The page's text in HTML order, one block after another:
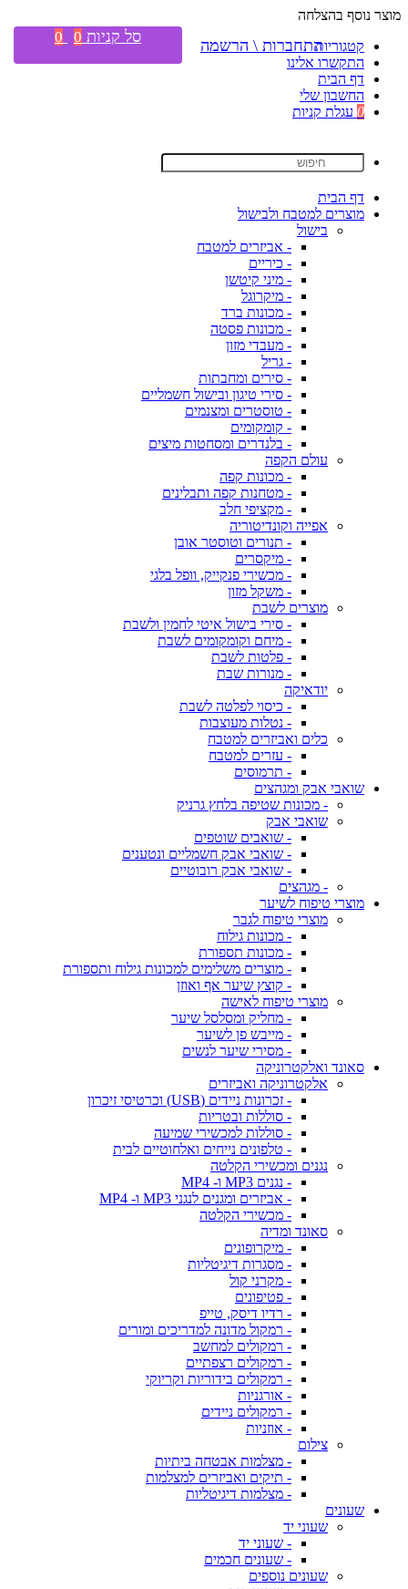
מוצר נוסף בהצלחה
קטגוריות
התקשרו אלינו
דף הבית
החשבון שלי
0 עגלת קניות
דף הבית
מוצרים למטבח ולבישול
בישול
- אביזרים למטבח
- כיריים
- מיני קיטשן
- מיקרוגל
- מכונות ברד
- מכונות פסטה
- מעבדי מזון
- גריל
- סירים ומחבתות
- סירי טיגון ובישול חשמליים
- טוסטרים ומצנמים
- קומקומים
- בלנדרים ומסחטות מיצים
עולם הקפה
- מכונות קפה
- מטחנות קפה ותבלינים
- מקציפי חלב
אפייה וקונדיטוריה
- תנורים וטוסטר אובן
- מיקסרים
- מכשירי פנקייק, וופל בלגי
- משקל מזון
מוצרים לשבת
- סירי בישול איטי לחמין ולשבת
- מיחם וקומקומים לשבת
- פלטות לשבת
- מנורות שבת
יודאיקה
- כיסוי לפלטה לשבת
- נטלות מעוצבות
כלים ואביזרים למטבח
- עזרים למטבח
- תרמוסים
שואבי אבק ומגהצים
- מכונות שטיפה בלחץ גרניק
שואבי אבק
- שואבים שוטפים
- שואבי אבק חשמליים ונטענים
- שואבי אבק רובוטיים
- מגהצים
מוצרי טיפוח לשיער
מוצרי טיפוח לגבר
- מכונות גילוח
- מכונות תספורת
- מוצרים משלימים למכונות גילוח ותספורת
- קוצץ שיער אף ואוזן
מוצרי טיפוח לאישה
- מחליק ומסלסל שיער
- מייבש פן לשיער
- מסירי שיער לנשים
סאונד ואלקטרוניקה
אלקטרוניקה ואביזרים
- זכרונות ניידים (USB) וכרטיסי זיכרון
- סוללות ובטריות
- סוללות למכשירי שמיעה
- טלפונים נייחים ואלחוטיים לבית
נגנים ומכשירי הקלטה
- נגנים MP3 ו- MP4
- אביזרים ומגנים לנגני MP3 ו- MP4
- מכשירי הקלטה
סאונד ומדיה
- מיקרופונים
- מסגרות דיגיטליות
- מקרני קול
- פטיפונים
- רדיו דיסק, טייפ
- רמקול מדונה למדריכים ומורים
- רמקולים למחשב
- רמקולים רצפתיים
- רמקולים בידוריות וקריוקי
- אורגניות
- רמקולים ניידים
- אוזניות
צילום
- מצלמות אבטחה ביתיות
- תיקים ואביזרים למצלמות
- מצלמות דיגיטליות
שעונים
שעוני יד
- שעוני יד
- שעונים חכמים
שעונים נוספים
התחברות \ הרשמה סל קניות 0
0